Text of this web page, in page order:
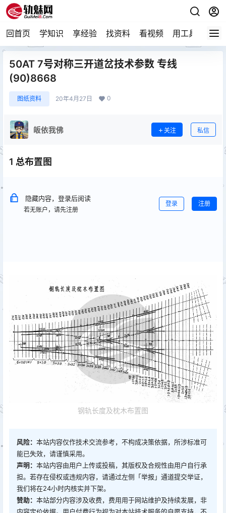
回首页 学知识 享经验 找资料 看视频 用工具 论技
50AT 7号对称三开道岔技术参数 专线
(90)8668
图纸资料 20年4月27日 0
皈依我佛 关注 私信
1 总布置图
隐藏内容，登录后阅读
若无账户，请先注册
登录 注册
钢轨长度及枕木布置图
风险： 本站内容仅作技术交流参考，不构成决策依据，所涉标准可
能已失效，请谨慎采用。
声明： 本站内容由用户上传或投稿，其版权及合规性由用户自行承
担。若存在侵权或违规内容，请通过左侧「举报」通道提交举证，
我们将在24小时内核实并下架。
赞助： 本站部分内容涉及收费，费用用于网站维护及持续发展，非